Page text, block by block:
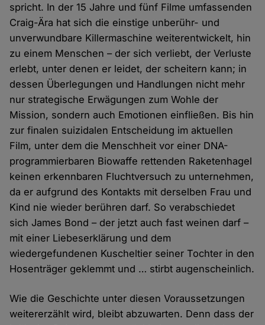
spricht. In der 15 Jahre und fünf Filme umfassenden
Craig-Ära hat sich die einstige unberühr- und
unverwundbare Killermaschine weiterentwickelt, hin
zu einem Menschen – der sich verliebt, der Verluste
erlebt, unter denen er leidet, der scheitern kann; in
dessen Überlegungen und Handlungen nicht mehr
nur strategische Erwägungen zum Wohle der
Mission, sondern auch Emotionen einfließen. Bis hin
zur finalen suizidalen Entscheidung im aktuellen
Film, unter dem die Menschheit vor einer DNA-
programmierbaren Biowaffe rettenden Raketenhagel
keinen erkennbaren Fluchtversuch zu unternehmen,
da er aufgrund des Kontakts mit derselben Frau und
Kind nie wieder berühren darf. So verabschiedet
sich James Bond – der jetzt auch fast weinen darf –
mit einer Liebeserklärung und dem
wiedergefundenen Kuscheltier seiner Tochter in den
Hosenträger geklemmt und … stirbt augenscheinlich.
Wie die Geschichte unter diesen Voraussetzungen
weitererzählt wird, bleibt abzuwarten. Denn dass der